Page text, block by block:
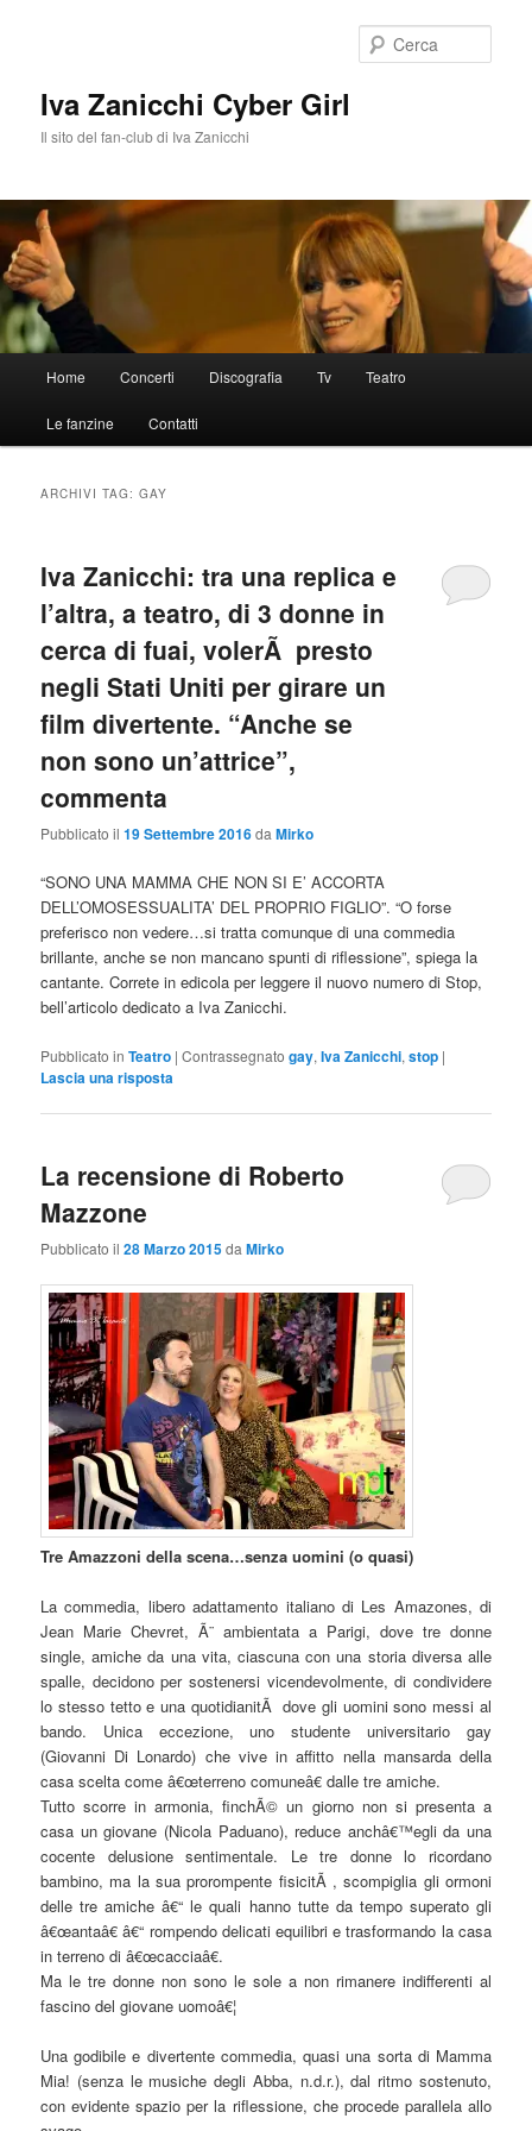
Iva Zanicchi Cyber Girl
Il sito del fan-club di Iva Zanicchi
principale
Home Concerti Discografia Tv Teatro
Le fanzine Contatti
ARCHIVI TAG:GAY
Iva Zanicchi: tra una replica e
l’altra, a teatro, di 3 donne in
cerca di fuai, volerÃ presto
negli Stati Uniti per girare un
film divertente. “Anche se
non sono un’attrice”,
commenta
Pubblicato il19 Settembre 2016daMirko
“SONO UNA MAMMA CHE NON SI E’ ACCORTA
DELL’OMOSESSUALITA’ DEL PROPRIO FIGLIO”. “O forse
preferisco non vedere…si tratta comunque di una commedia
brillante, anche se non mancano spunti di riflessione”, spiega la
cantante. Correte in edicola per leggere il nuovo numero di Stop,
bell’articolo dedicato a Iva Zanicchi.
Pubblicato in Teatro |Contrassegnato gay,Iva Zanicchi,stop |
Lascia una risposta
La recensione di Roberto
Mazzone
Pubblicato il28 Marzo 2015daMirko
Tre Amazzoni della scena…senza uomini (o quasi)
La commedia, libero adattamento italiano di Les Amazones, di
Jean Marie Chevret, Ã¨ ambientata a Parigi, dove tre donne
single, amiche da una vita, ciascuna con una storia diversa alle
spalle, decidono per sostenersi vicendevolmente, di condividere
lo stesso tetto e una quotidianitÃ dove gli uomini sono messi al
bando. Unica eccezione, uno studente universitario gay
(Giovanni Di Lonardo) che vive in affitto nella mansarda della
casa scelta come â€œterreno comuneâ€ dalle tre amiche.
Tutto scorre in armonia, finchÃ© un giorno non si presenta a
casa un giovane (Nicola Paduano), reduce anchâ€™egli da una
cocente delusione sentimentale. Le tre donne lo ricordano
bambino, ma la sua prorompente fisicitÃ , scompiglia gli ormoni
delle tre amiche â€“ le quali hanno tutte da tempo superato gli
â€œantaâ€ â€“ rompendo delicati equilibri e trasformando la casa
in terreno di â€œcacciaâ€.
Ma le tre donne non sono le sole a non rimanere indifferenti al
fascino del giovane uomoâ€¦
Una godibile e divertente commedia, quasi una sorta di Mamma
Mia! (senza le musiche degli Abba, n.d.r.), dal ritmo sostenuto,
con evidente spazio per la riflessione, che procede parallela allo